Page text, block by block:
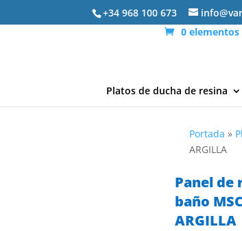
+34 968 100 673
0 elementos
Platos de ducha de resina
Portada »
ARGILLA
Panel de
baño
ARGILLA